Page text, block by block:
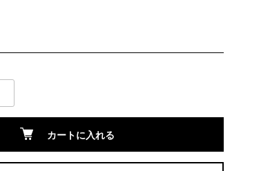
カートに入れる